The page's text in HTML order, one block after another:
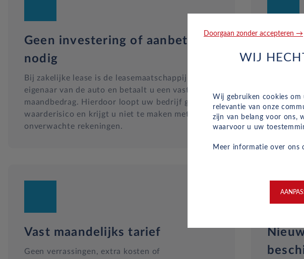
Geen investering of aanbetaling
nodig
Bij zakelijke lease is de leasemaatschappij
eigenaar van de auto en betaalt u een vast
maandbedrag. Hierdoor loopt uw bedrijf geen
waarderisico en krijgt u niet te maken met
onverwachte rekeningen.
Verlaag
zonder
voor
stappen
Vast maandelijks tarief
Geen verrassingen, extra kosten of
Doorgaan zonder accepteren →
WIJ
Wij gebruiken cookies om
relevantie van onze
zijn van belang voor ons,
waarvoor u uw
Meer informatie over ons